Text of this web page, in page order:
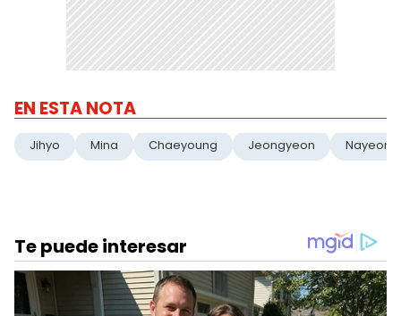
EN ESTA NOTA
Jihyo Mina Chaeyoung Jeongyeon Nayeon